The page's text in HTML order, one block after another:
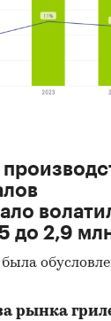
до 2,9
рынка